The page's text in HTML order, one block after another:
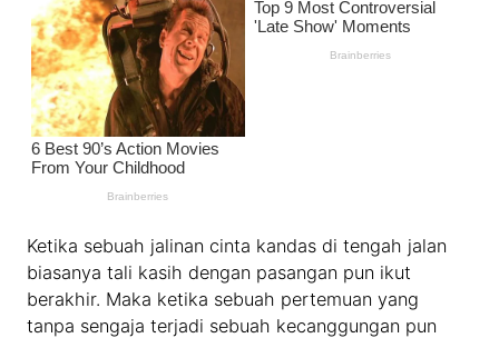
Ketika sebuah jalinan cinta kandas di tengah jalan
biasanya tali kasih dengan pasangan pun ikut
berakhir. Maka ketika sebuah pertemuan yang
tanpa sengaja terjadi sebuah kecanggungan pun